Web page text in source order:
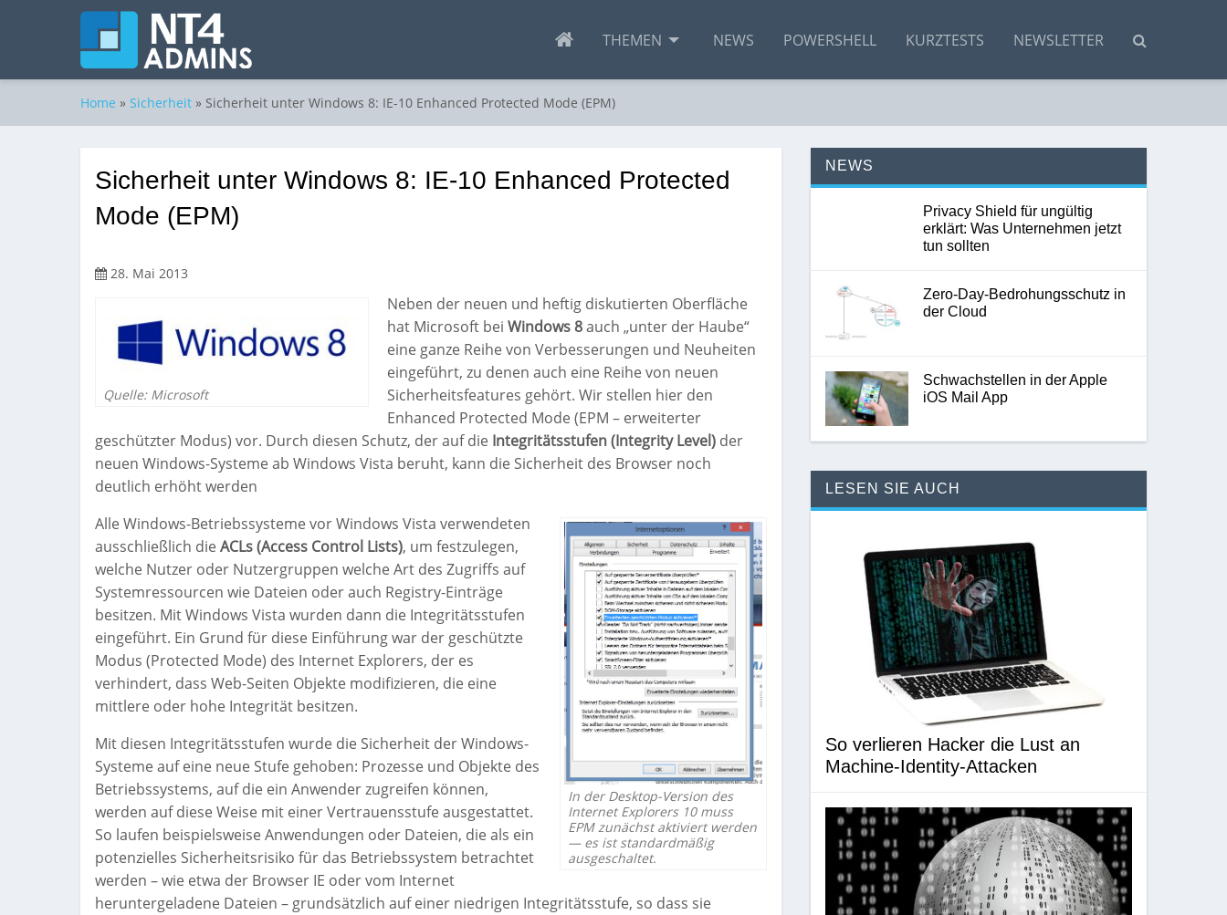
THEMEN NEWS POWERSHELL KURZTESTS NEWSLETTER
Home » Sicherheit » Sicherheit unter Windows 8: IE-10 Enhanced Protected Mode (EPM)
Sicherheit unter Windows 8: IE-10 Enhanced Protected
Mode (EPM)
28. Mai 2013
Quelle: Microsoft
Neben der neuen und heftig diskutierten Oberfläche
hat Microsoft bei Windows 8auch „unter der Haube“
eine ganze Reihe von Verbesserungen und Neuheiten
eingeführt, zu denen auch eine Reihe von neuen
Sicherheitsfeatures gehört. Wir stellen hier den
Enhanced Protected Mode (EPM – erweiterter
geschützter Modus) vor. Durch diesen Schutz, der auf die Integritätsstufen (Integrity Level) der
neuen Windows-Systeme ab Windows Vista beruht, kann die Sicherheit des Browser noch
deutlich erhöht werden
In der Desktop-Version des
Internet Explorers 10 muss
EPM zunächst aktiviert werden
— es ist standardmäßig
ausgeschaltet.
Alle Windows-Betriebssysteme vor Windows Vista verwendeten
ausschließlich die ACLs (Access Control Lists), um festzulegen,
welche Nutzer oder Nutzergruppen welche Art des Zugriffs auf
Systemressourcen wie Dateien oder auch Registry-Einträge
besitzen. Mit Windows Vista wurden dann die Integritätsstufen
eingeführt. Ein Grund für diese Einführung war der geschützte
Modus (Protected Mode) des Internet Explorers, der es
verhindert, dass Web-Seiten Objekte modifizieren, die eine
mittlere oder hohe Integrität besitzen.
Mit diesen Integritätsstufen wurde die Sicherheit der Windows-
Systeme auf eine neue Stufe gehoben: Prozesse und Objekte des
Betriebssystems, auf die ein Anwender zugreifen können,
werden auf diese Weise mit einer Vertrauensstufe ausgestattet.
So laufen beispielsweise Anwendungen oder Dateien, die als ein
potenzielles Sicherheitsrisiko für das Betriebssystem betrachtet
werden – wie etwa der Browser IE oder vom Internet
heruntergeladene Dateien – grundsätzlich auf einer niedrigen Integritätsstufe, so dass sie
NEWS
Privacy Shield für ungültig
erklärt: Was Unternehmen jetzt
tun sollten
Zero-Day-Bedrohungsschutz in
der Cloud
Schwachstellen in der Apple
iOS Mail App
LESEN SIE AUCH
So verlieren Hacker die Lust an
Machine-Identity-Attacken